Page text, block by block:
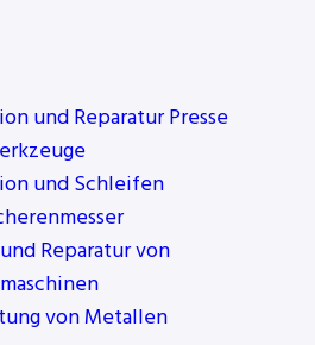
und Reparatur Presse
und Schleifen
Reparatur von
von Metallen